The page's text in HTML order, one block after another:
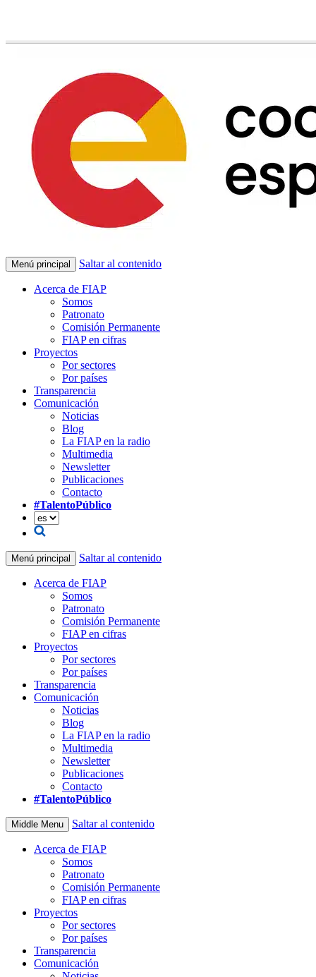
Menú principal Saltar al contenido
Acerca de FIAP
Somos
Patronato
Comisión Permanente
FIAP en cifras
Proyectos
Por sectores
Por países
Transparencia
Comunicación
Noticias
Blog
La FIAP en la radio
Multimedia
Newsletter
Publicaciones
Contacto
#TalentoPúblico
Menú principal Saltar al contenido
Acerca de FIAP
Somos
Patronato
Comisión Permanente
FIAP en cifras
Proyectos
Por sectores
Por países
Transparencia
Comunicación
Noticias
Blog
La FIAP en la radio
Multimedia
Newsletter
Publicaciones
Contacto
#TalentoPúblico
Middle Menu Saltar al contenido
Acerca de FIAP
Somos
Patronato
Comisión Permanente
FIAP en cifras
Proyectos
Por sectores
Por países
Transparencia
Comunicación